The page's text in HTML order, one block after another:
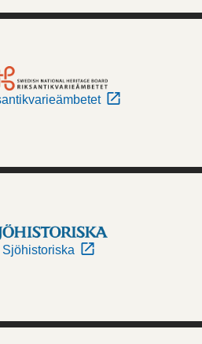
Sjöhistoriska